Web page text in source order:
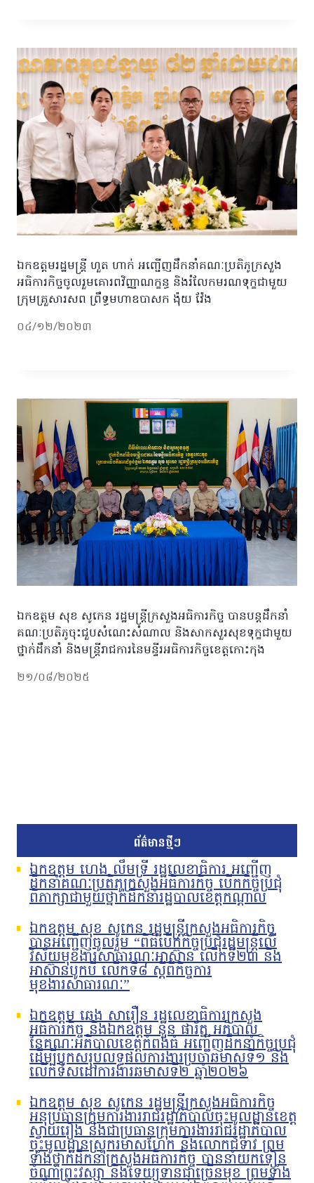
ឯកឧត្តមរដ្ឋមន្រ្តី ហួត ហាក់ អញ្ជើញដឹកនាំគណៈប្រតិភូក្រសួង
អធិការកិច្ចចូលរួមគោរពវិញ្ញាណក្ខន្ធ និងរំលែកមរណទុក្ខជាមួយ
ក្រុមគ្រួសារសព ព្រឹទ្ធមហាឧបាសក ង៉ុយ វ៉ែង
០៤/១២/២០២៣
ឯកឧត្តម សុខ សូកេន រដ្ឋមន្រ្តីក្រសួងអធិការកិច្ច បានបន្ដដឹកនាំ
គណៈប្រតិភូចុះជួបសំណេះសំណាល និងសាកសួរសុខទុក្ខជាមួយ
ថ្នាក់ដឹកនាំ និងមន្ត្រីរាជការនៃមន្ទីរអធិការកិច្ចខេត្តកោះកុង
២១/០៨/២០២៥
ព័ត៌មានថ្មីៗ
ឯកឧត្តម ហេង លឹមទ្រី រដ្ឋលេខាធិការ អញ្ជើញ
ដឹកនាំគណៈប្រតិភូក្រសួងអធិការកិច្ច បើកកិច្ចប្រជុំ
ពិភាក្សាជាមួយថ្នាក់ដឹកនាំរដ្ឋបាលខេត្តកណ្តាល
ឯកឧត្តម សុខ សូកេន រដ្ឋមន្រ្តីក្រសួងអធិការកិច្ច
បានអញ្ជើញចូលរួម “ពិធីបើកកិច្ចប្រជុំរដ្ឋមន្ត្រីលើ
វិស័យមុខងារសាធារណៈអាស៊ាន លើកទី២៣ និង
អាស៊ានបូកបី លើកទី៨ ស្តីពីកិច្ចការ
មុខងារសាធារណៈ”
ឯកឧត្តម ឆេង សារឿន រដ្ឋលេខាធិការក្រសួង
អធិការកិច្ច និងឯកឧត្តម នួន ផារ័ត្ន អភិបាល
នៃគណៈអភិបាលខេត្តកំពង់ធំ អញ្ជើញដឹកនាំកិច្ចប្រជុំ
ដើម្បីបូកសរុបលទ្ធផលការងារប្រចាំឆមាសទី១ និង
លើកទិសដៅការងារឆមាសទី២ ឆ្នាំ២០២៦
ឯកឧត្តម សុខ សូកេន រដ្ឋមន្រ្តីក្រសួងអធិការកិច្ច
អនុប្រធានក្រុមការងាររាជរដ្ឋាភិបាលចុះមូលដ្ឋានខេត្ត
ស្វាយរៀង និងជាប្រធានក្រុមការងាររាជរដ្ឋាភិបាល
ចុះមូលដ្ឋានស្រុករមាសហែក និងលោកជំទាវ ព្រម
ទាំងថ្នាក់ដឹកនាំក្រសួងអធិការកិច្ច បាននាំយកទៀន
ចំណាំព្រះវស្សា និងទេយ្យទានជាច្រើនមុខ ព្រមទាំង